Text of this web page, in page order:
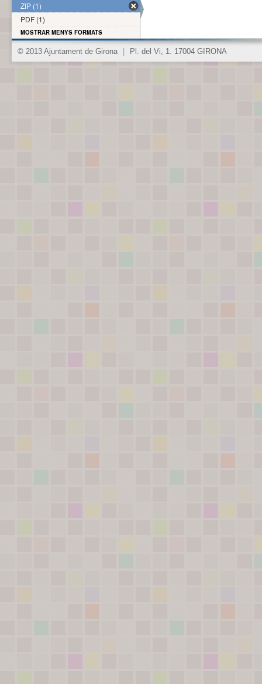
ZIP (1)
PDF (1)
MOSTRAR MENYS FORMATS
© 2013 Ajuntament de Girona Pl. del Vi, 1. 17004 GIRONA